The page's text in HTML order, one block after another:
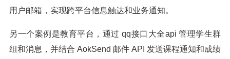
用户邮箱，实现跨平台信息触达和业务通知。
另一个案例是教育平台，通过 qq接口大全api 管理学生群
组和消息，并结合 AokSend 邮件 API 发送课程通知和成绩